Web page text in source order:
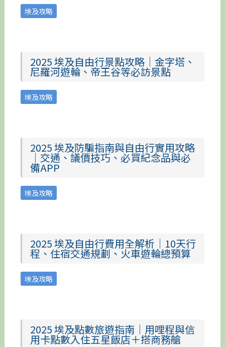
埃及攻略
2025 埃及自由行景點攻略｜金字塔、
尼羅河遊輪、帝王谷等必訪景點
埃及攻略
2025 埃及防騙指南與自由行實用攻略
｜交通、議價技巧、必買紀念品與必
備APP
埃及攻略
2025 埃及自由行費用全解析｜10天行
程、住宿交通規劃、火車遊輪總預算
埃及攻略
2025 埃及點數旅遊指南｜用哩程與信
用卡點數入住五星飯店＋搭商務艙